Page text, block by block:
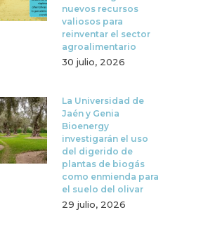
nuevos recursos
valiosos para
reinventar el sector
agroalimentario
30 julio, 2026
La Universidad de
Jaén y Genia
Bioenergy
investigarán el uso
del digerido de
plantas de biogás
como enmienda para
el suelo del olivar
29 julio, 2026